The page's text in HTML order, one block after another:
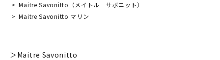
Maitre Savonitto（メイトル サボニット）
Maitre Savonitto マリン
＞Maitre Savonitto